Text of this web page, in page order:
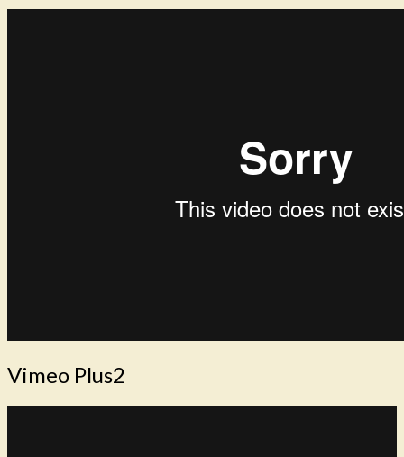
Vimeo Plus2